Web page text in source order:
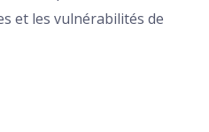
et les vulnérabilités de